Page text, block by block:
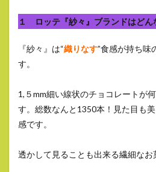
１ ロッテ『紗々』ブランドはどん
『紗々』は“織りなす”食感が持ち味
す。
1,５mm細い線状のチョコレートが
す。総数なんと1350本！見た目も美
感です。
透かして見ることも出来る繊細なお